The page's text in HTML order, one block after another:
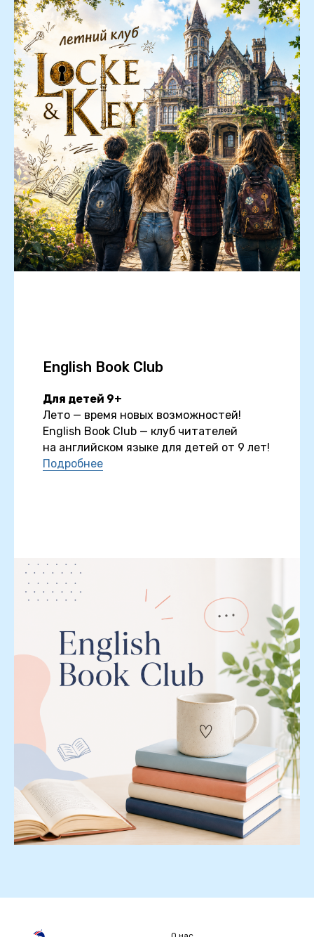
English Book Club
Для детей 9+
Лето — время новых возможностей!
English Book Club — клуб читателей
на английском языке для детей от 9 лет!
Подробнее